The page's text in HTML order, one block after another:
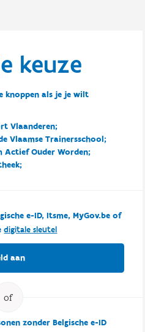
keuze
knoppen als je je wilt
Vlaanderen;
Vlaamse Trainersschool;
Actief Ouder Worden;
e-ID, Itsme, MyGov.be of
digitale sleutel
aan
zonder Belgische e-ID